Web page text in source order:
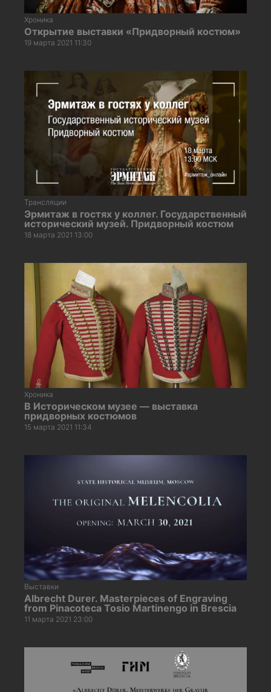
Хроника
Открытие выставки «Придворный костюм»
19 марта 2021 11:30
Трансляции
Эрмитаж в гостях у коллег. Государственный
исторический музей. Придворный костюм
18 марта 2021 13:00
Хроника
В Историческом музее — выставка
придворных костюмов
15 марта 2021 11:34
Выставки
Albrecht Durer. Masterpieces of Engraving
from Pinacoteca Tosio Martinengo in Brescia
11 марта 2021 23:00